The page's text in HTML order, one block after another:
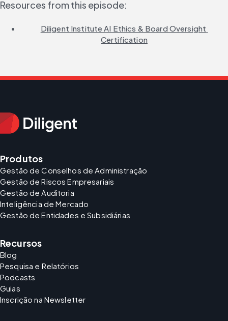
Resources from this episode:
Diligent Institute AI Ethics & Board Oversight
Certification
Produtos
Gestão de Conselhos de Administração
Gestão de Riscos Empresariais
Gestão de Auditoria
Inteligência de Mercado
Gestão de Entidades e Subsidiárias
Recursos
Blog
Pesquisa e Relatórios
Podcasts
Guias
Inscrição na Newsletter